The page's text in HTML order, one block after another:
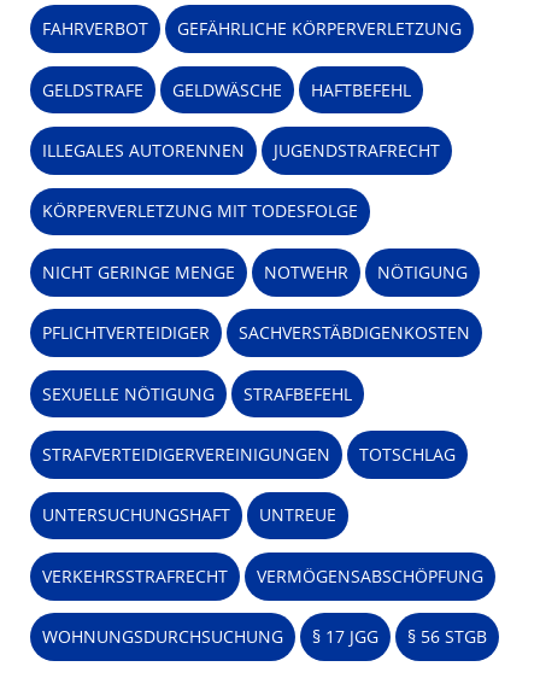
FAHRVERBOT GEFÄHRLICHE KÖRPERVERLETZUNG
GELDSTRAFE GELDWÄSCHE HAFTBEFEHL
ILLEGALES AUTORENNEN JUGENDSTRAFRECHT
KÖRPERVERLETZUNG MIT TODESFOLGE
NICHT GERINGE MENGE NOTWEHR NÖTIGUNG
PFLICHTVERTEIDIGER SACHVERSTÄBDIGENKOSTEN
SEXUELLE NÖTIGUNG STRAFBEFEHL
STRAFVERTEIDIGERVEREINIGUNGEN TOTSCHLAG
UNTERSUCHUNGSHAFT UNTREUE
VERKEHRSSTRAFRECHT VERMÖGENSABSCHÖPFUNG
WOHNUNGSDURCHSUCHUNG § 17 JGG § 56 STGB